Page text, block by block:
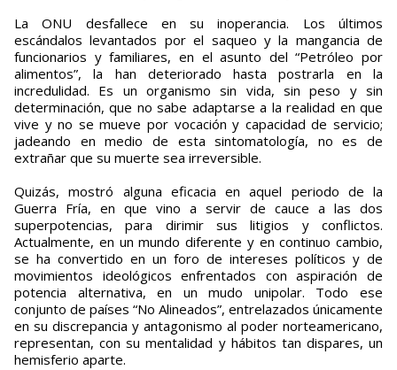
La ONU desfallece en su inoperancia. Los últimos
escándalos levantados por el saqueo y la mangancia de
funcionarios y familiares, en el asunto del “Petróleo por
alimentos”, la han deteriorado hasta postrarla en la
incredulidad. Es un organismo sin vida, sin peso y sin
determinación, que no sabe adaptarse a la realidad en que
vive y no se mueve por vocación y capacidad de servicio;
jadeando en medio de esta sintomatología, no es de
extrañar que su muerte sea irreversible.
Quizás, mostró alguna eficacia en aquel periodo de la
Guerra Fría, en que vino a servir de cauce a las dos
superpotencias, para dirimir sus litigios y conflictos.
Actualmente, en un mundo diferente y en continuo cambio,
se ha convertido en un foro de intereses políticos y de
movimientos ideológicos enfrentados con aspiración de
potencia alternativa, en un mudo unipolar. Todo ese
conjunto de países “No Alineados”, entrelazados únicamente
en su discrepancia y antagonismo al poder norteamericano,
representan, con su mentalidad y hábitos tan dispares, un
hemisferio aparte.